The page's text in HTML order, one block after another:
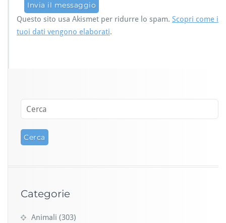
Questo sito usa Akismet per ridurre lo spam. Scopri come i
tuoi dati vengono elaborati.
Categorie
Animali (303)